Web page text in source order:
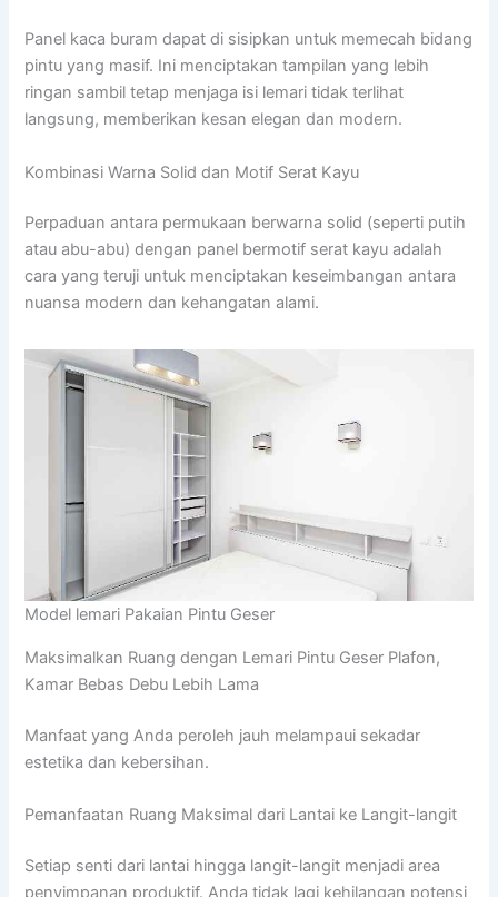
Panel kaca buram dapat di sisipkan untuk memecah bidang
pintu yang masif. Ini menciptakan tampilan yang lebih
ringan sambil tetap menjaga isi lemari tidak terlihat
langsung, memberikan kesan elegan dan modern.
Kombinasi Warna Solid dan Motif Serat Kayu
Perpaduan antara permukaan berwarna solid (seperti putih
atau abu-abu) dengan panel bermotif serat kayu adalah
cara yang teruji untuk menciptakan keseimbangan antara
nuansa modern dan kehangatan alami.
Model lemari Pakaian Pintu Geser
Maksimalkan Ruang dengan Lemari Pintu Geser Plafon,
Kamar Bebas Debu Lebih Lama
Manfaat yang Anda peroleh jauh melampaui sekadar
estetika dan kebersihan.
Pemanfaatan Ruang Maksimal dari Lantai ke Langit-langit
Setiap senti dari lantai hingga langit-langit menjadi area
penyimpanan produktif. Anda tidak lagi kehilangan potensi